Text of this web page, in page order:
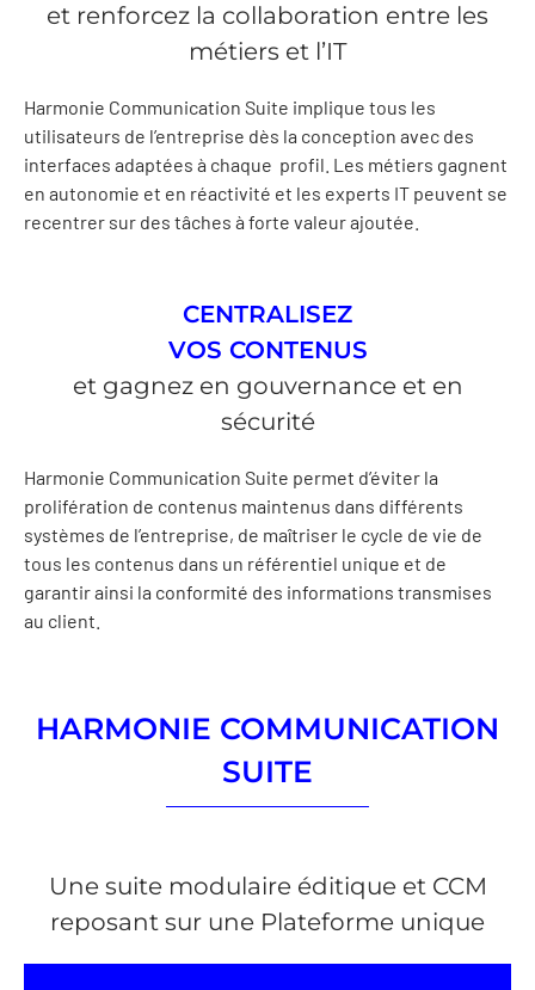
et renforcez la collaboration entre les
métiers et l’IT
Harmonie Communication Suite implique tous les
utilisateurs de l’entreprise dès la conception avec des
interfaces adaptées à chaque profil. Les métiers gagnent
en autonomie et en réactivité et les experts IT peuvent se
recentrer sur des tâches à forte valeur ajoutée.
CENTRALISEZ
VOS CONTENUS
et gagnez en gouvernance et en
sécurité
Harmonie Communication Suite permet d’éviter la
prolifération de contenus maintenus dans différents
systèmes de l’entreprise, de maîtriser le cycle de vie de
tous les contenus dans un référentiel unique et de
garantir ainsi la conformité des informations transmises
au client.
HARMONIE COMMUNICATION
SUITE
Une suite modulaire éditique et CCM
reposant sur une Plateforme unique